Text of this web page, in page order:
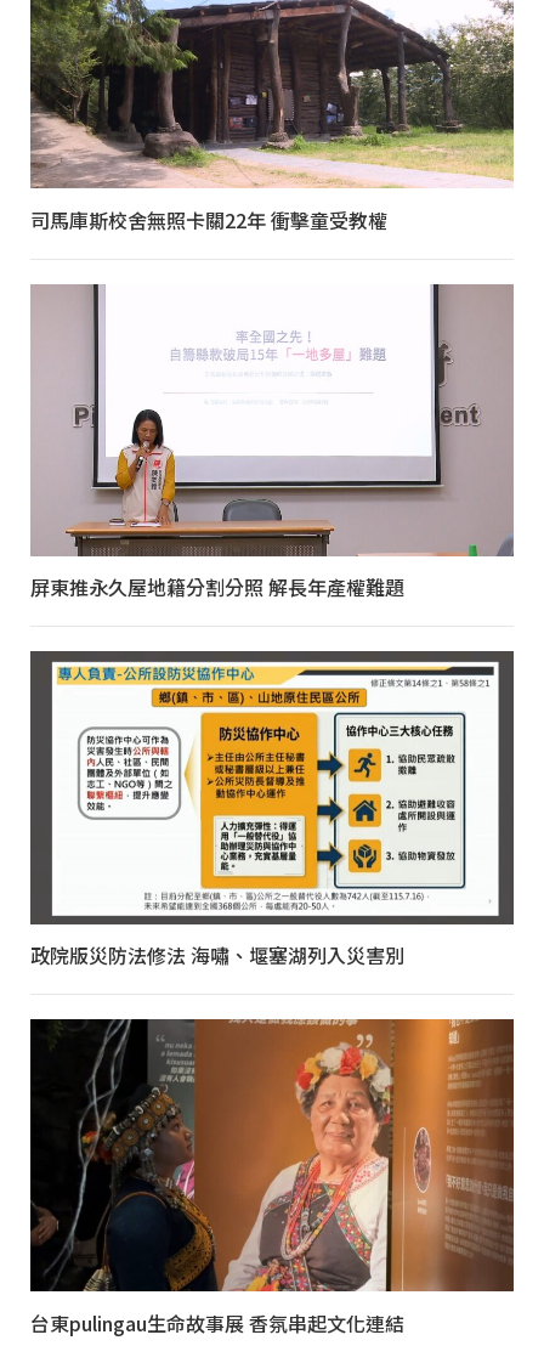
司馬庫斯校舍無照卡關22年 衝擊童受教權
屏東推永久屋地籍分割分照 解長年產權難題
政院版災防法修法 海嘯、堰塞湖列入災害別
台東pulingau生命故事展 香氛串起文化連結